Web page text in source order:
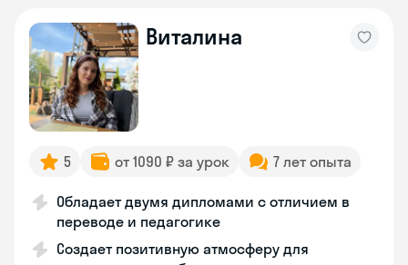
Виталина
5 от 1090 ₽ за урок 7 лет опыта
Обладает двумя дипломами с отличием в
переводе и педагогике
Создает позитивную атмосферу для